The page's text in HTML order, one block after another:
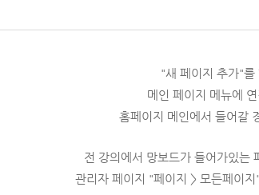
"새 페이지 추가"를
메인 페이지 메뉴에
홈페이지 메인에서 들어갈
전 강의에서 망보드가 들어가있는
관리자 페이지 "페이지 > 모든페이